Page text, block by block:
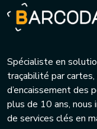
Spécialiste en
traçabilité par cartes,
d’encaissement des
plus de 10 ans, nous
de services clés en